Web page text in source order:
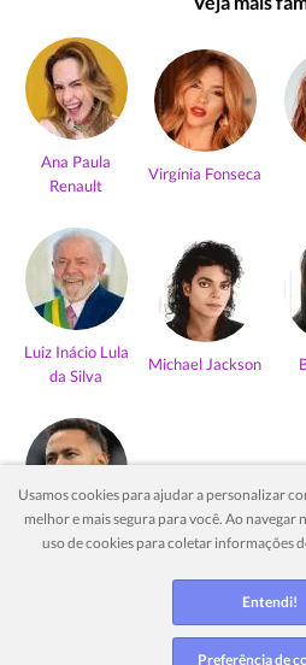
Ana Paula
Renault
Virgínia Fonseca
Luiz Inácio Lula
da Silva
Michael Jackson
Neymar Jr
Ver mais
Usamos cookies para ajudar a personalizar
melhor e mais segura para você. Ao
uso de cookies para coletar informações
Entendi!
Preferência de